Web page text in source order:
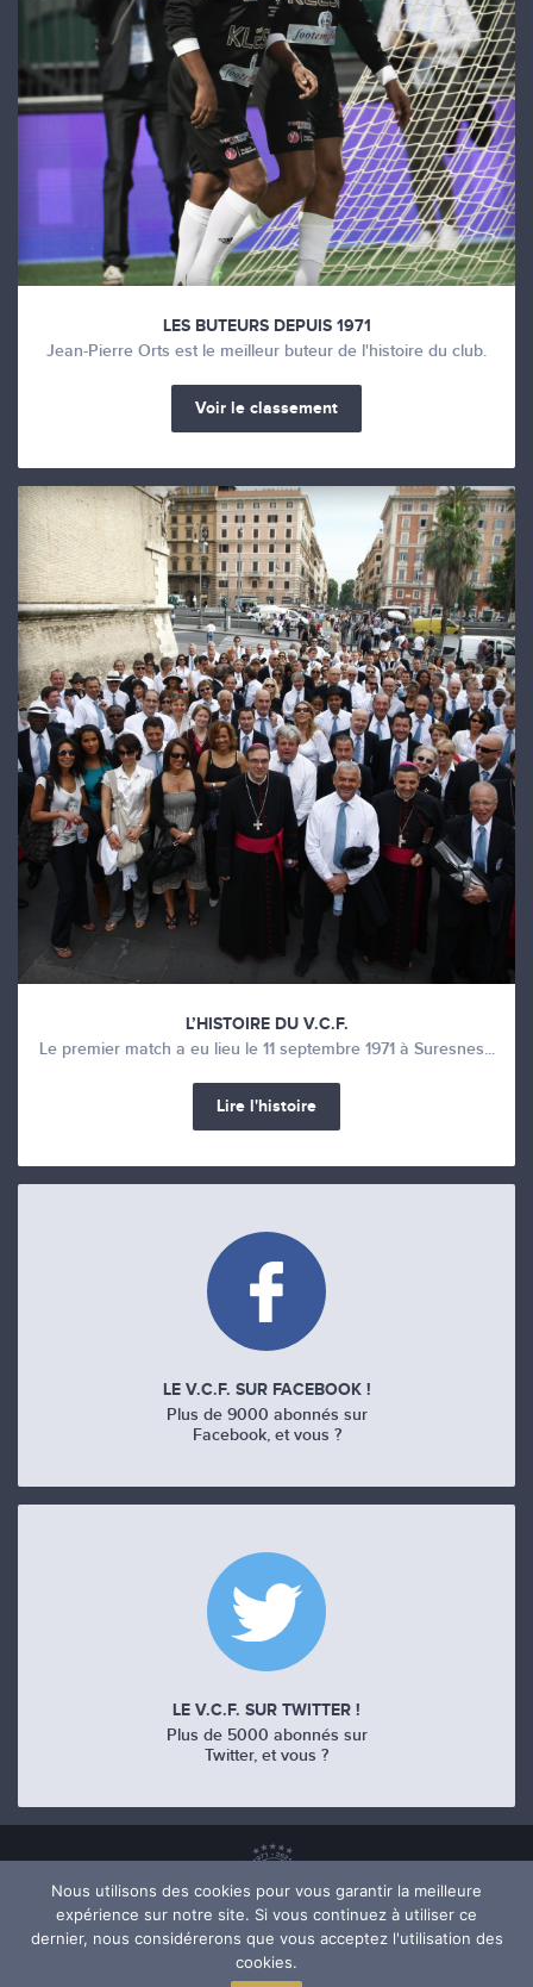
LES BUTEURS DEPUIS 1971
Jean-Pierre Orts est le meilleur buteur de l'histoire du club.
Voir le classement
L’HISTOIRE DU V.C.F.
Le premier match a eu lieu le 11 septembre 1971 à Suresnes...
Lire l'histoire
LE V.C.F. SUR FACEBOOK !
Plus de 9000 abonnés sur
Facebook, et vous ?
LE V.C.F. SUR TWITTER !
Plus de 5000 abonnés sur
Twitter, et vous ?
Nous utilisons des cookies pour vous garantir la meilleure
expérience sur notre site. Si vous continuez à utiliser ce
dernier, nous considérerons que vous acceptez l'utilisation des
cookies.